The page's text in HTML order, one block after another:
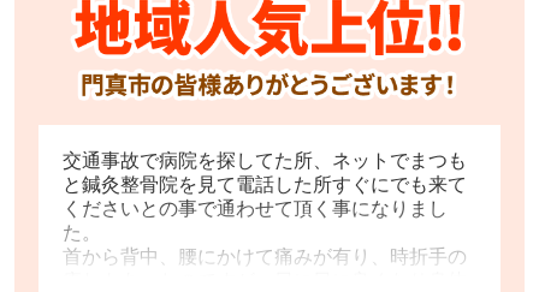
交通事故で病院を探してた所、ネットでまつも
と鍼灸整骨院を見て電話した所すぐにでも来て
くださいとの事で通わせて頂く事になりまし
た。
首から背中、腰にかけて痛みが有り、時折手の